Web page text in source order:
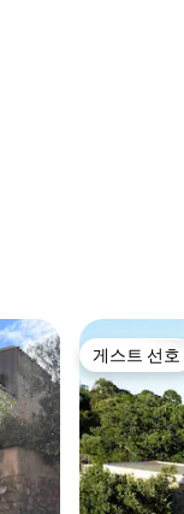
게스트 선호
게스트 선호